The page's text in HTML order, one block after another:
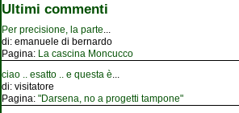
Ultimi commenti
Per precisione, la parte...
di: emanuele di bernardo
Pagina: La cascina Moncucco
ciao .. esatto .. e questa è...
di: visitatore
Pagina: "Darsena, no a progetti tampone"